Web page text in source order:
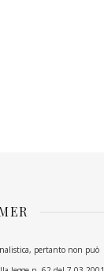
pertanto non può